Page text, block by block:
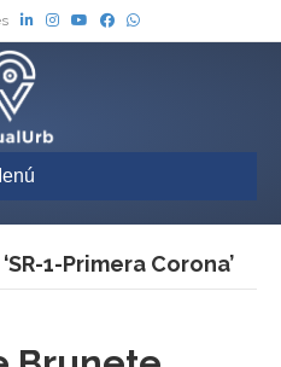
1-Primera Corona’